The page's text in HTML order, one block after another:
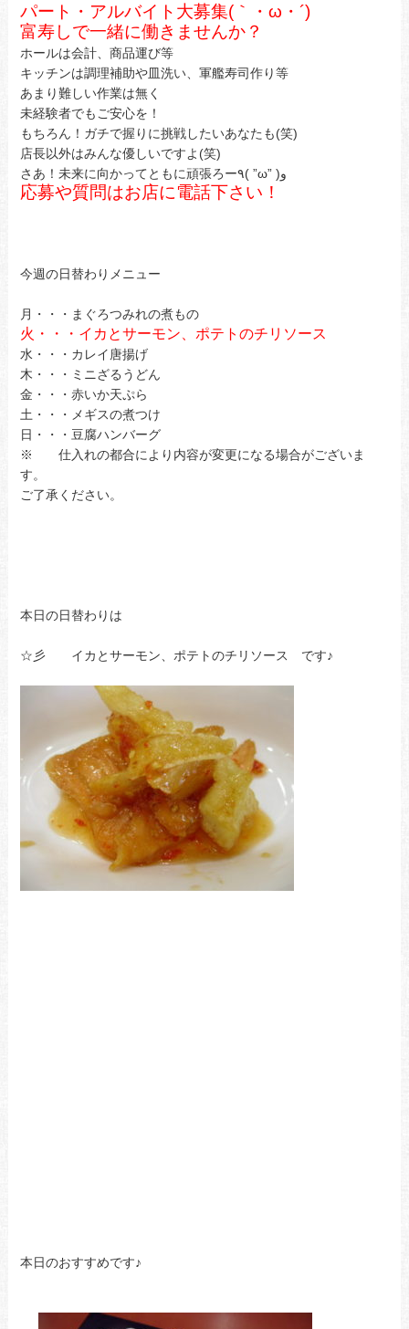
パート・アルバイト大募集(｀・ω・´)ゞ
富寿しで一緒に働きませんか？
ホールは会計、商品運び等
キッチンは調理補助や皿洗い、軍艦寿司作り等
あまり難しい作業は無く
未経験者でもご安心を！
もちろん！ガチで握りに挑戦したいあなたも(笑)
店長以外はみんな優しいですよ(笑)
さあ！未来に向かってともに頑張ろー٩( ”ω” )و
応募や質問はお店に電話下さい！
今週の日替わりメニュー
月・・・まぐろつみれの煮もの
火・・・イカとサーモン、ポテトのチリソース
水・・・カレイ唐揚げ
木・・・ミニざるうどん
金・・・赤いか天ぷら
土・・・メギスの煮つけ
日・・・豆腐ハンバーグ
※ 仕入れの都合により内容が変更になる場合がございま
す。
ご了承ください。
本日の日替わりは
☆彡 イカとサーモン、ポテトのチリソース です♪
本日のおすすめです♪